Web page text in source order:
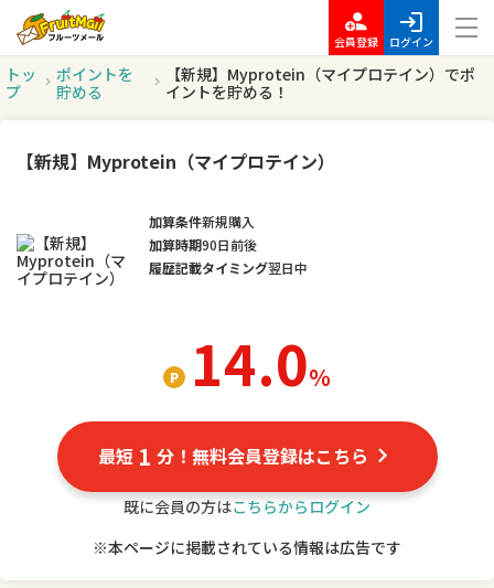
会員登録 ログイン
トッ
プ
ポイントを
貯める
【新規】Myprotein（マイプロテイン）でポ
イントを貯める！
【新規】Myprotein（マイプロテイン）
14.0％
加算条件新規購入
加算時期90日前後
履歴記載タイミング翌日中
最短 1 分！無料会員登録はこちら
既に会員の方はこちらからログイン
※本ページに掲載されている情報は広告です